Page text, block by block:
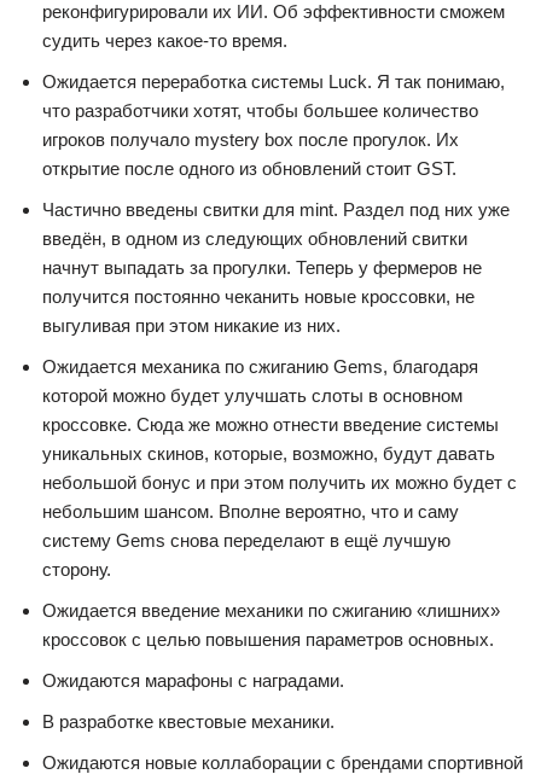
реконфигурировали их ИИ. Об эффективности сможем
судить через какое-то время.
Ожидается переработка системы Luck. Я так понимаю,
что разработчики хотят, чтобы большее количество
игроков получало mystery box после прогулок. Их
открытие после одного из обновлений стоит GST.
Частично введены свитки для mint. Раздел под них уже
введён, в одном из следующих обновлений свитки
начнут выпадать за прогулки. Теперь у фермеров не
получится постоянно чеканить новые кроссовки, не
выгуливая при этом никакие из них.
Ожидается механика по сжиганию Gems, благодаря
которой можно будет улучшать слоты в основном
кроссовке. Сюда же можно отнести введение системы
уникальных скинов, которые, возможно, будут давать
небольшой бонус и при этом получить их можно будет с
небольшим шансом. Вполне вероятно, что и саму
систему Gems снова переделают в ещё лучшую
сторону.
Ожидается введение механики по сжиганию «лишних»
кроссовок с целью повышения параметров основных.
Ожидаются марафоны с наградами.
В разработке квестовые механики.
Ожидаются новые коллаборации с брендами спортивной